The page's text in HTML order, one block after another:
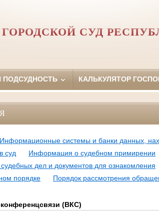
СУД
ПОДСУДНОСТЬ КАЛЬКУЛЯТОР
Информационные системы и банки данных,
суд
Информация о судебном примирении
дел и документов для ознакомления
порядке
Порядок рассмотрения
(ВКС)